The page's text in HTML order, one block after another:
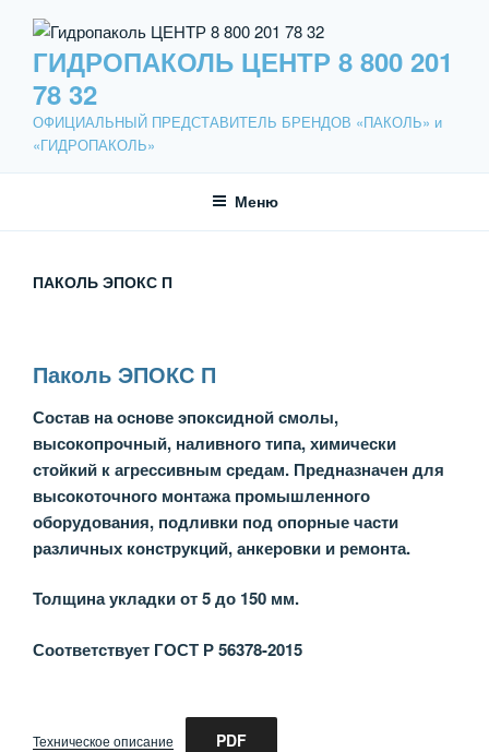
содержимому
ГИДРОПАКОЛЬ ЦЕНТР 8 800 201
78 32
ОФИЦИАЛЬНЫЙ ПРЕДСТАВИТЕЛЬ БРЕНДОВ «ПАКОЛЬ» и
«ГИДРОПАКОЛЬ»
Меню
ПАКОЛЬ ЭПОКС П
Паколь ЭПОКС П
Состав на основе эпоксидной смолы,
высокопрочный, наливного типа, химически
стойкий к агрессивным средам. Предназначен для
высокоточного монтажа промышленного
оборудования, подливки под опорные части
различных конструкций, анкеровки и ремонта.
Толщина укладки от 5 до 150 мм.
Соответствует ГОСТ Р 56378-2015
Техническое описание PDF